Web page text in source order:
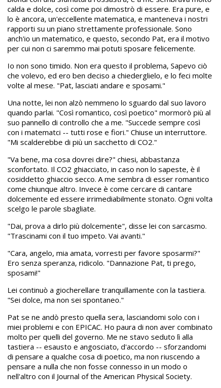
calda e dolce, così come poi dimostrò di essere. Era pure, e
lo è ancora, un'eccellente matematica, e manteneva i nostri
rapporti su un piano strettamente professionale. Sono
anch'io un matematico, e questo, secondo Pat, era il motivo
per cui non ci saremmo mai potuti sposare felicemente.
Io non sono timido. Non era questo il problema, Sapevo ciò
che volevo, ed ero ben deciso a chiederglielo, e lo feci molte
volte al mese. "Pat, lasciati andare e sposami."
Una notte, lei non alzò nemmeno lo sguardo dal suo lavoro
quando parlai. "Così romantico, così poetico" mormorò più al
suo pannello di controllo che a me. "Succede sempre così
con i matematci -- tutti rose e fiori." Chiuse un interruttore.
"Mi scalderebbe di più un sacchetto di CO2."
"Va bene, ma cosa dovrei dire?" chiesi, abbastanza
sconfortato. Il CO2 ghiacciato, in caso non lo sapeste, è il
cosiddetto ghiaccio secco. A me sembra di esser romantico
come chiunque altro. Invece è come cercare di cantare
dolcemente ed essere irrimediabilmente stonato. Ogni volta
scelgo le parole sbagliate.
"Dai, prova a dirlo più dolcemente", disse lei con sarcasmo.
"Trascinami con il tuo impeto. Vai avanti."
"Cara, angelo, mia amata, vorresti per favore sposarmi?"
Ero senza speranza, ridicolo. "Dannazione Pat, ti prego,
sposami!"
Lei continuò a giocherellare tranquillamente con la tastiera.
"Sei dolce, ma non sei spontaneo."
Pat se ne andò presto quella sera, lasciandomi solo con i
miei problemi e con EPICAC. Ho paura di non aver combinato
molto per quelli del governo. Me ne stavo seduto lì alla
tastiera -- esausto e angosciato, d'accordo -- sforzandomi
di pensare a qualche cosa di poetico, ma non riuscendo a
pensare a nulla che non fosse connesso in un modo o
nell'altro con il Journal of the American Physical Society.